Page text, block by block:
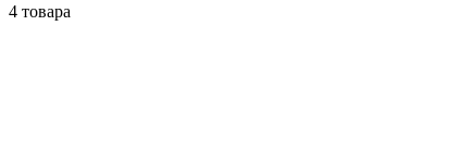
4 товара